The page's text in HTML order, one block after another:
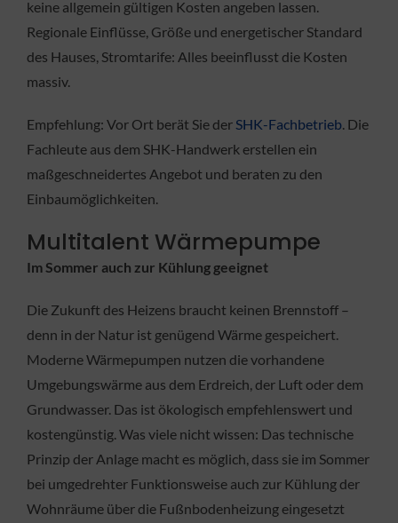
keine allgemein gültigen Kosten angeben lassen.
Regionale Einflüsse, Größe und energetischer Standard
des Hauses, Stromtarife: Alles beeinflusst die Kosten
massiv.
Empfehlung: Vor Ort berät Sie derSHK-Fachbetrieb. Die
Fachleute aus dem SHK-Handwerk erstellen ein
maßgeschneidertes Angebot und beraten zu den
Einbaumöglichkeiten.
Multitalent Wärmepumpe
Im Sommer auch zur Kühlung geeignet
Die Zukunft des Heizens braucht keinen Brennstoff –
denn in der Natur ist genügend Wärme gespeichert.
Moderne Wärmepumpen nutzen die vorhandene
Umgebungswärme aus dem Erdreich, der Luft oder dem
Grundwasser. Das ist ökologisch empfehlenswert und
kostengünstig. Was viele nicht wissen: Das technische
Prinzip der Anlage macht es möglich, dass sie im Sommer
bei umgedrehter Funktionsweise auch zur Kühlung der
Wohnräume über die Fußnbodenheizung eingesetzt